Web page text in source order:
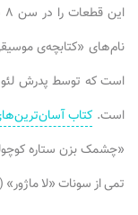
نام‌های «کتابچه‌ی
است که توسط پدرش
است. کتاب
«چشمک بزن ستاره
تمی از سونات «لا ماژور» (k331) و «دو ماژور» .(k545)